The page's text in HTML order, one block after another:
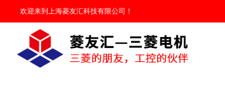
欢迎来到 上海菱友汇科技有限公司 ！